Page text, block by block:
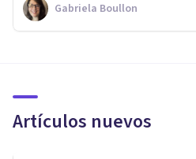
Gabriela Boullon
Artículos nuevos